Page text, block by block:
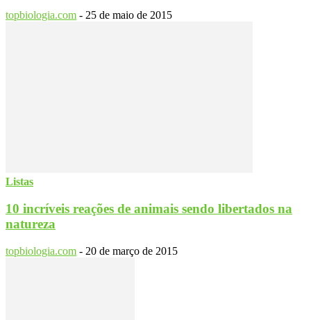
topbiologia.com - 25 de maio de 2015
Listas
10 incríveis reações de animais sendo libertados na
natureza
topbiologia.com - 20 de março de 2015